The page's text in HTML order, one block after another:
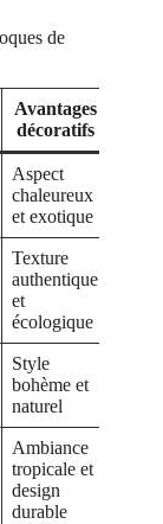
de
Avantages
décoratifs
Aspect
chaleureux
et exotique
Texture
authentique
et
écologique
Style
bohème et
naturel
Ambiance
tropicale et
design
durable